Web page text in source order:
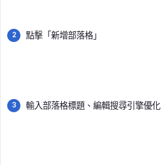
點擊「新增部落格」
輸入部落格標題、編輯搜尋引擎優化